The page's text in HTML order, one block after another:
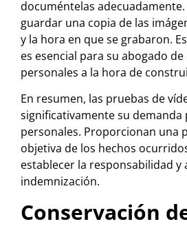
documéntelas
guardar una copia de las
y la hora en que se grabaron.
es esencial para su abogado de
personales a la hora de
En resumen, las pruebas de
significativamente su demanda
personales. Proporcionan una
objetiva de los hechos
establecer la responsabilidad y
indemnización.
Conservación